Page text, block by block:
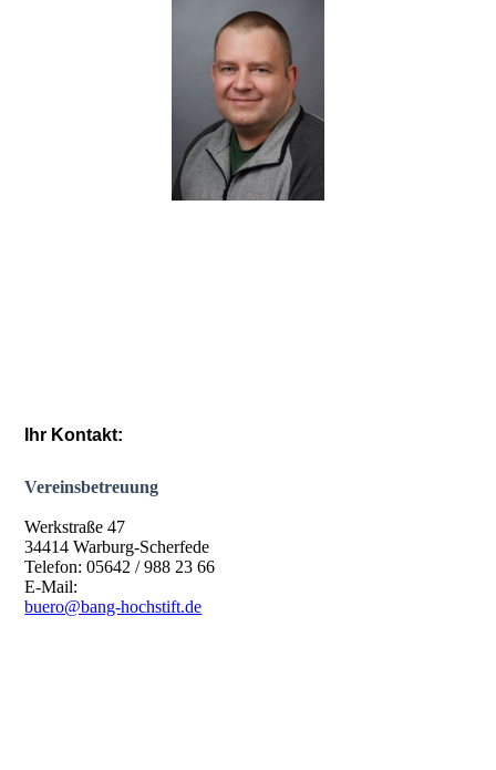
Ihr Kontakt:
Vereinsbetreuung
Werkstraße 47
34414 Warburg-Scherfede
Telefon: 05642 / 988 23 66
E-Mail:
buero@bang-hochstift.de